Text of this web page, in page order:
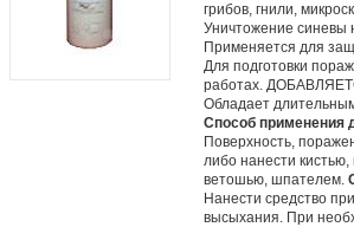
грибов, гнили,
Уничтожение синевы
Применяется для
Для подготовки
работах.
Обладает
Способ применения
Поверхность,
либо нанести
ветошью, шпателем.
Нанести средство
высыхания. При